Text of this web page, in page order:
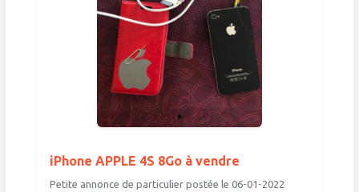
iPhone APPLE 4S 8Go à vendre
Petite annonce de particulier postée le 06-01-2022